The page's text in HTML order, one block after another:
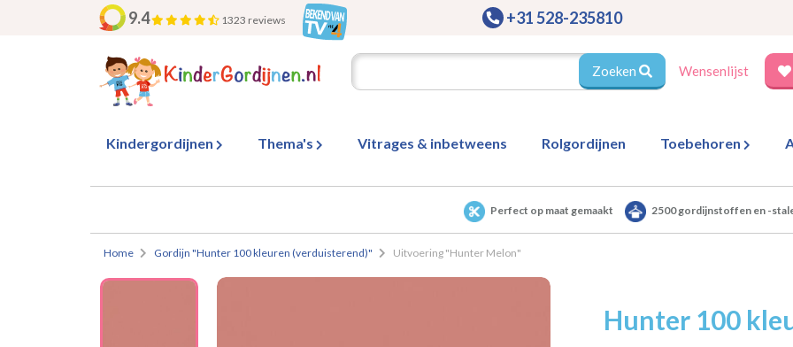
9.4 1323 reviews +31 528-235810
Zoeken Wensenlijst
Kindergordijnen Thema's Vitrages & inbetweens Rolgordijnen Toebehoren
Perfect op maat gemaakt 2500 gordijnstoffen en -
Home Gordijn "Hunter 100 kleuren (verduisterend)" Uitvoering "Hunter Melon"
Hunter 100